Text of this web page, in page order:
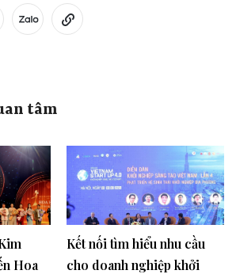
tâm
Hoa
Kết nối tìm hiểu nhu cầu
cho doanh nghiệp khởi